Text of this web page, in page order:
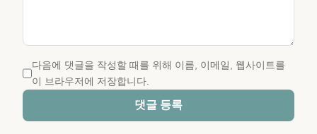
다음에 댓글을 작성할 때를 위해 이름, 이메일, 웹사이트를
이 브라우저에 저장합니다.
댓글 등록